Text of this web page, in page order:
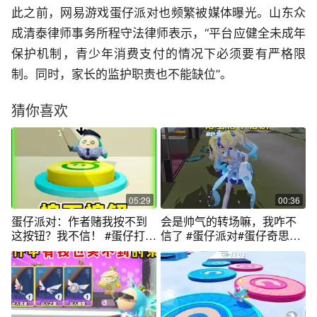
此之前，网易游戏蛋仔派对也频繁被媒体曝光。山东众
成清泰律师事务所程守法律师表示，“平台应健全未成年
保护机制，青少年消费支付的情况下必须要有严格限
制。同时，家长的监护职责也不能缺位”。
猜你喜欢
05:29
蛋仔派对：作者赌我按不到
这按钮？我不信！ #蛋仔打破
次元壁
00:36
会是帅气的转场嘛，我咋不
信了 #蛋仔派对#蛋仔奇思妙
想计划